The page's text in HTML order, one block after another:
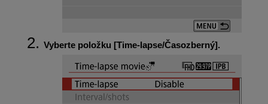
Vyberte položku [Time-lapse/Časozberný].